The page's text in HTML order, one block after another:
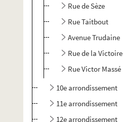
Rue de Sèze
Rue Taitbout
Avenue Trudaine
Rue de la Victoire
Rue Victor Massé
10e arrondissement
11e arrondissement
12e arrondissement